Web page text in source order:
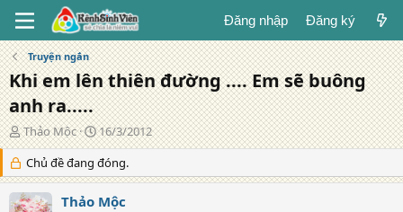
Đăng nhập Đăng ký
Truyện ngắn
Khi em lên thiên đường .... Em sẽ buông
anh ra.....
T
á
c
g
i
Thảo Mộc
N
g
à
y
đ
16/3/2012
Chủ đề đang đóng.
Thảo Mộc